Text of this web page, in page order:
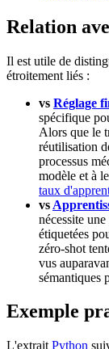
Relation
Il est utile de
étroitement liés :
vs Réglage
spécifique
Alors que le
réutilisation
processus
modèle et à
taux
vs
nécessite
étiquetées
zéro-shot
vus
sémantiques
Exemple
L'extrait Python